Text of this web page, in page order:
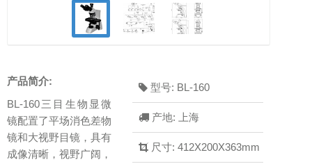
型号: BL-160
产地: 上海
尺寸: 412X200X363mm
产品简介:
BL-160三目生物显微
镜配置了平场消色差物
镜和大视野目镜，具有
成像清晰，视野广阔，